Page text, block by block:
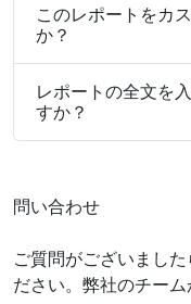
このレポートをカ
か？
レポートの全文を
すか？
問い合わせ
ご質問がございまし
ださい。弊社のチー